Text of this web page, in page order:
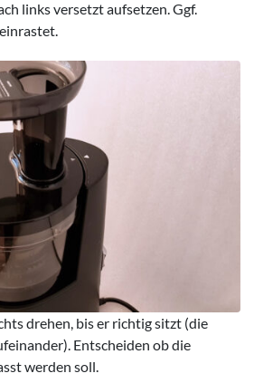
links versetzt aufsetzen. Ggf.
drehen, bis er richtig sitzt (die
Entscheiden ob die
werden soll.